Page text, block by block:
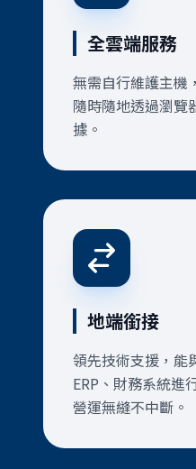
全雲端服務
無需自行維護主機
隨時隨地透過瀏覽
據。
地端銜接
領先技術支援，能
ERP、財務系統進
營運無縫不中斷。